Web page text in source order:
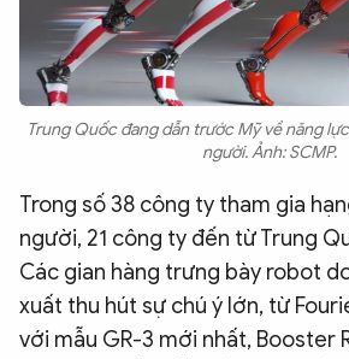
Trung Quốc đang dẫn trước Mỹ về năng
người. Ảnh: SCMP.
Trong số 38 công ty tham gia
người, 21 công ty đến từ Trung
Các gian hàng trưng bày robot
xuất thu hút sự chú ý lớn, từ
với mẫu GR-3 mới nhất, Booster